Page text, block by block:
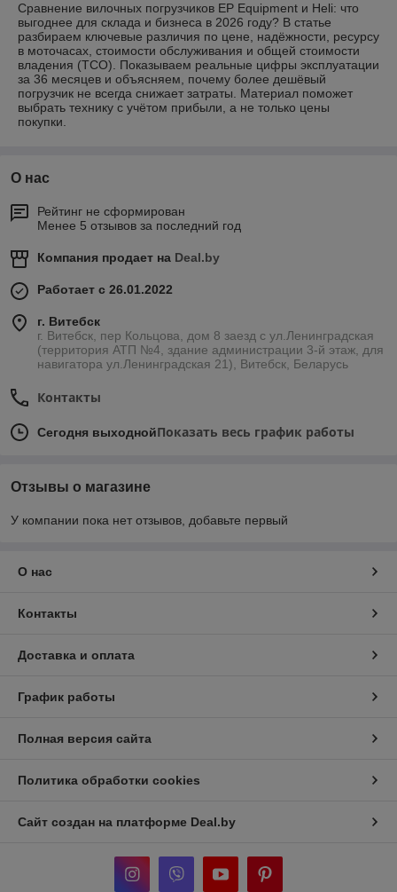
Сравнение вилочных погрузчиков EP Equipment и Heli: что
выгоднее для склада и бизнеса в 2026 году? В статье
разбираем ключевые различия по цене, надёжности, ресурсу
в моточасах, стоимости обслуживания и общей стоимости
владения (TCO). Показываем реальные цифры эксплуатации
за 36 месяцев и объясняем, почему более дешёвый
погрузчик не всегда снижает затраты. Материал поможет
выбрать технику с учётом прибыли, а не только цены
покупки.
О нас
Рейтинг не сформирован
Менее 5 отзывов за последний год
Компания продает на Deal.by
Работает с 26.01.2022
г. Витебск
г. Витебск, пер Кольцова, дом 8 заезд с ул.Ленинградская
(территория АТП №4, здание администрации 3-й этаж, для
навигатора ул.Ленинградская 21), Витебск, Беларусь
Контакты
Сегодня выходнойПоказать весь график работы
Отзывы о магазине
У компании пока нет отзывов, добавьте первый
О нас
Контакты
Доставка и оплата
График работы
Полная версия сайта
Политика обработки cookies
Сайт создан на платформе Deal.by